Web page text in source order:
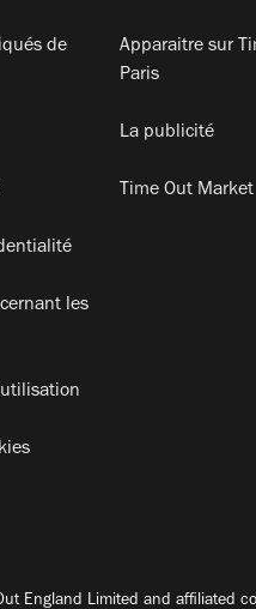
de
les
Apparaitre sur
Paris
La publicité
Time Out Market
England Limited and affiliated